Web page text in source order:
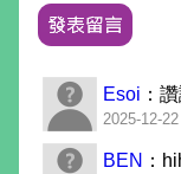
Esoi ：
2025-12-
BEN ：